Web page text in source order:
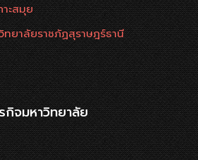
ะสมุย
ทยาลัยราชภัฏสุราษฎร์ธานี
กิจมหาวิทยาลัย